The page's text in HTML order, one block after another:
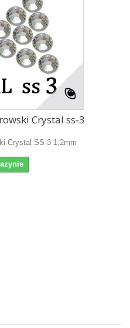
Crystal ss-3
Crystal SS-3 1,2mm